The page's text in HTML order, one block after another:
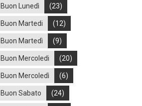
Buon Lunedì (23)
Buon Martedi (12)
Buon Martedì (9)
Buon Mercoledi (20)
Buon Mercoledì (6)
Buon Sabato (24)